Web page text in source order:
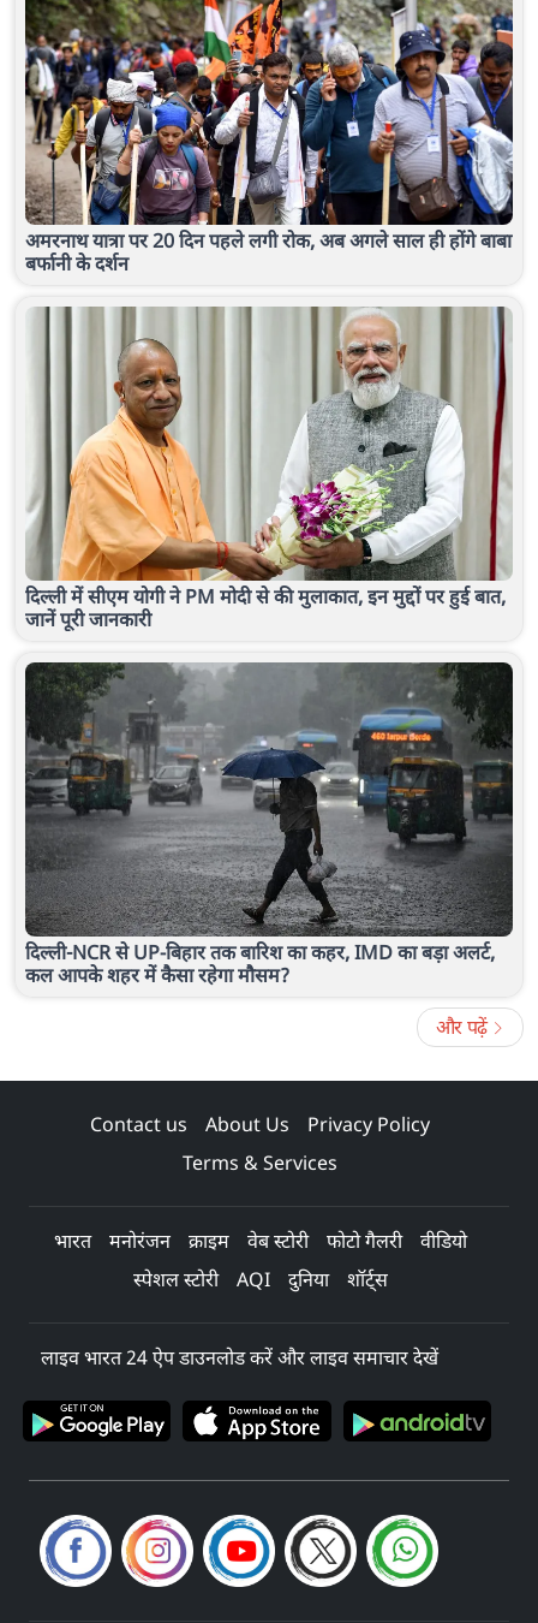
अमरनाथ यात्रा पर 20 दिन पहले लगी रोक, अब अगले साल ही होंगे बाबा
बर्फानी के दर्शन
दिल्ली में सीएम योगी ने PM मोदी से की मुलाकात, इन मुद्दों पर हुई बात,
जानें पूरी जानकारी
दिल्ली-NCR से UP-बिहार तक बारिश का कहर, IMD का बड़ा अलर्ट,
कल आपके शहर में कैसा रहेगा मौसम?
और पढ़ें
Contact us About Us
Privacy Policy
Terms & Services
भारत मनोरंजन क्राइम वेब स्टोरी फोटो गैलरी
वीडियो
स्पेशल स्टोरी
AQI दुनिया शॉर्ट्स
लाइव भारत 24 ऐप डाउनलोड करें और लाइव समाचार देखें